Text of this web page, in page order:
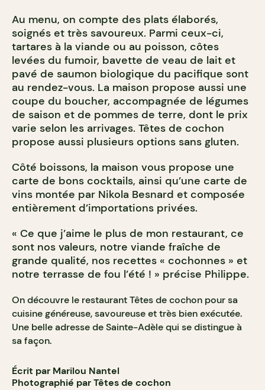
Au menu, on compte des plats élaborés,
soignés et très savoureux. Parmi ceux-ci,
tartares à la viande ou au poisson, côtes
levées du fumoir, bavette de veau de lait et
pavé de saumon biologique du pacifique sont
au rendez-vous. La maison propose aussi une
coupe du boucher, accompagnée de légumes
de saison et de pommes de terre, dont le prix
varie selon les arrivages. Têtes de cochon
propose aussi plusieurs options sans gluten.
Côté boissons, la maison vous propose une
carte de bons cocktails, ainsi qu’une carte de
vins montée par Nikola Besnard et composée
entièrement d’importations privées.
« Ce que j’aime le plus de mon restaurant, ce
sont nos valeurs, notre viande fraîche de
grande qualité, nos recettes « cochonnes » et
notre terrasse de fou l’été ! » précise Philippe.
On découvre le restaurant Têtes de cochon pour sa
cuisine généreuse, savoureuse et très bien exécutée.
Une belle adresse de Sainte-Adèle qui se distingue à
sa façon.
Écrit par Marilou Nantel
Photographié par Têtes de cochon